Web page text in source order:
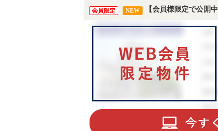
会員限定 NEW 【会員様限定で公開